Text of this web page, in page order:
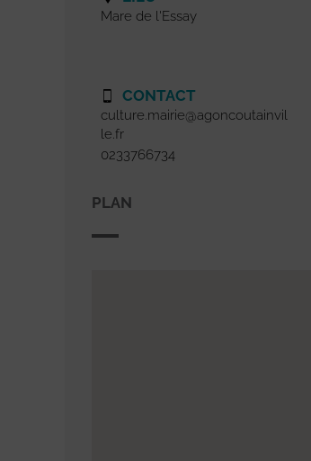
Mare de l'Essay
CONTACT
culture.mairie@agoncoutainvil
le.fr
0233766734
PLAN